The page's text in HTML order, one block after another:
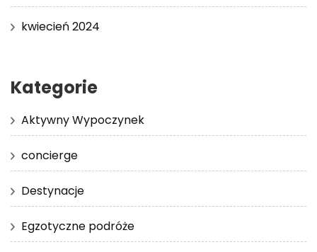
kwiecień 2024
Kategorie
Aktywny Wypoczynek
concierge
Destynacje
Egzotyczne podróże